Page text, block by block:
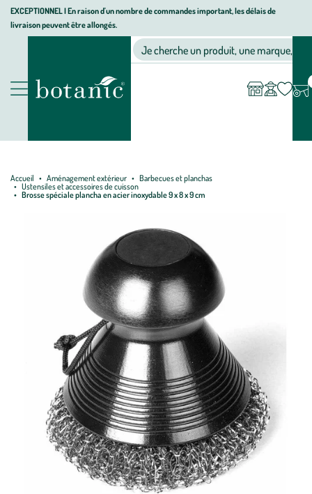
Aller
Aller
au
Aller
au
page
EXCEPTIONNEL I En raison d'un nombre de commandes important, les délais de
livraison peuvent être allongés.
Nos produits
Jardinerie écologique, animalerie, décoration, alimentation bio
Je cherche un produit, une marque, un
compte
Accueil Aménagement extérieur
Barbecues et planchas
Ustensiles et accessoires de cuisson
Brosse spéciale plancha en acier inoxydable 9 x 8 x 9 cm